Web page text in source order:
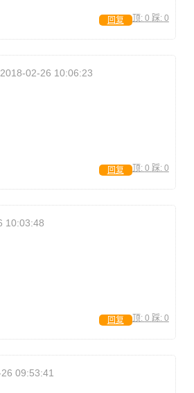
顶: 0 踩: 0
回复
2018-02-26 10:06:23
顶: 0 踩: 0
回复
10:03:48
顶: 0 踩: 0
回复
09:53:41